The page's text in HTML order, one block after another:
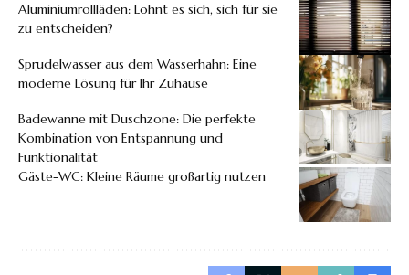
Aluminiumrollläden: Lohnt es sich, sich für sie
zu entscheiden?
Sprudelwasser aus dem Wasserhahn: Eine
moderne Lösung für Ihr Zuhause
Badewanne mit Duschzone: Die perfekte
Kombination von Entspannung und
Funktionalität
Gäste-WC: Kleine Räume großartig nutzen